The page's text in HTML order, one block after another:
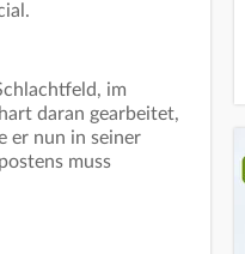
im
daran gearbeitet,
er nun in seiner
muss